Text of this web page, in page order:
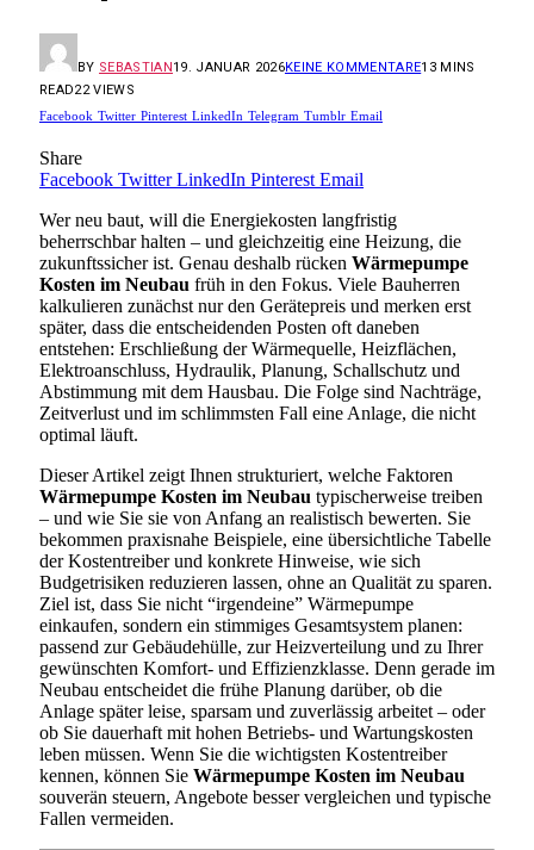
BY SEBASTIAN19. JANUAR 2026KEINE KOMMENTARE13 MINS
READ22VIEWS
Facebook Twitter Pinterest LinkedIn Telegram Tumblr Email
Share
Facebook Twitter LinkedIn Pinterest Email
Wer neu baut, will die Energiekosten langfristig
beherrschbar halten – und gleichzeitig eine Heizung, die
zukunftssicher ist. Genau deshalb rücken Wärmepumpe
Kosten im Neubau früh in den Fokus. Viele Bauherren
kalkulieren zunächst nur den Gerätepreis und merken erst
später, dass die entscheidenden Posten oft daneben
entstehen: Erschließung der Wärmequelle, Heizflächen,
Elektroanschluss, Hydraulik, Planung, Schallschutz und
Abstimmung mit dem Hausbau. Die Folge sind Nachträge,
Zeitverlust und im schlimmsten Fall eine Anlage, die nicht
optimal läuft.
Dieser Artikel zeigt Ihnen strukturiert, welche Faktoren
Wärmepumpe Kosten im Neubau typischerweise treiben
– und wie Sie sie von Anfang an realistisch bewerten. Sie
bekommen praxisnahe Beispiele, eine übersichtliche Tabelle
der Kostentreiber und konkrete Hinweise, wie sich
Budgetrisiken reduzieren lassen, ohne an Qualität zu sparen.
Ziel ist, dass Sie nicht “irgendeine” Wärmepumpe
einkaufen, sondern ein stimmiges Gesamtsystem planen:
passend zur Gebäudehülle, zur Heizverteilung und zu Ihrer
gewünschten Komfort- und Effizienzklasse. Denn gerade im
Neubau entscheidet die frühe Planung darüber, ob die
Anlage später leise, sparsam und zuverlässig arbeitet – oder
ob Sie dauerhaft mit hohen Betriebs- und Wartungskosten
leben müssen. Wenn Sie die wichtigsten Kostentreiber
kennen, können Sie Wärmepumpe Kosten im Neubau
souverän steuern, Angebote besser vergleichen und typische
Fallen vermeiden.